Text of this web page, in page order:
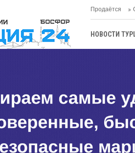
Продаётся
НОВОСТИ